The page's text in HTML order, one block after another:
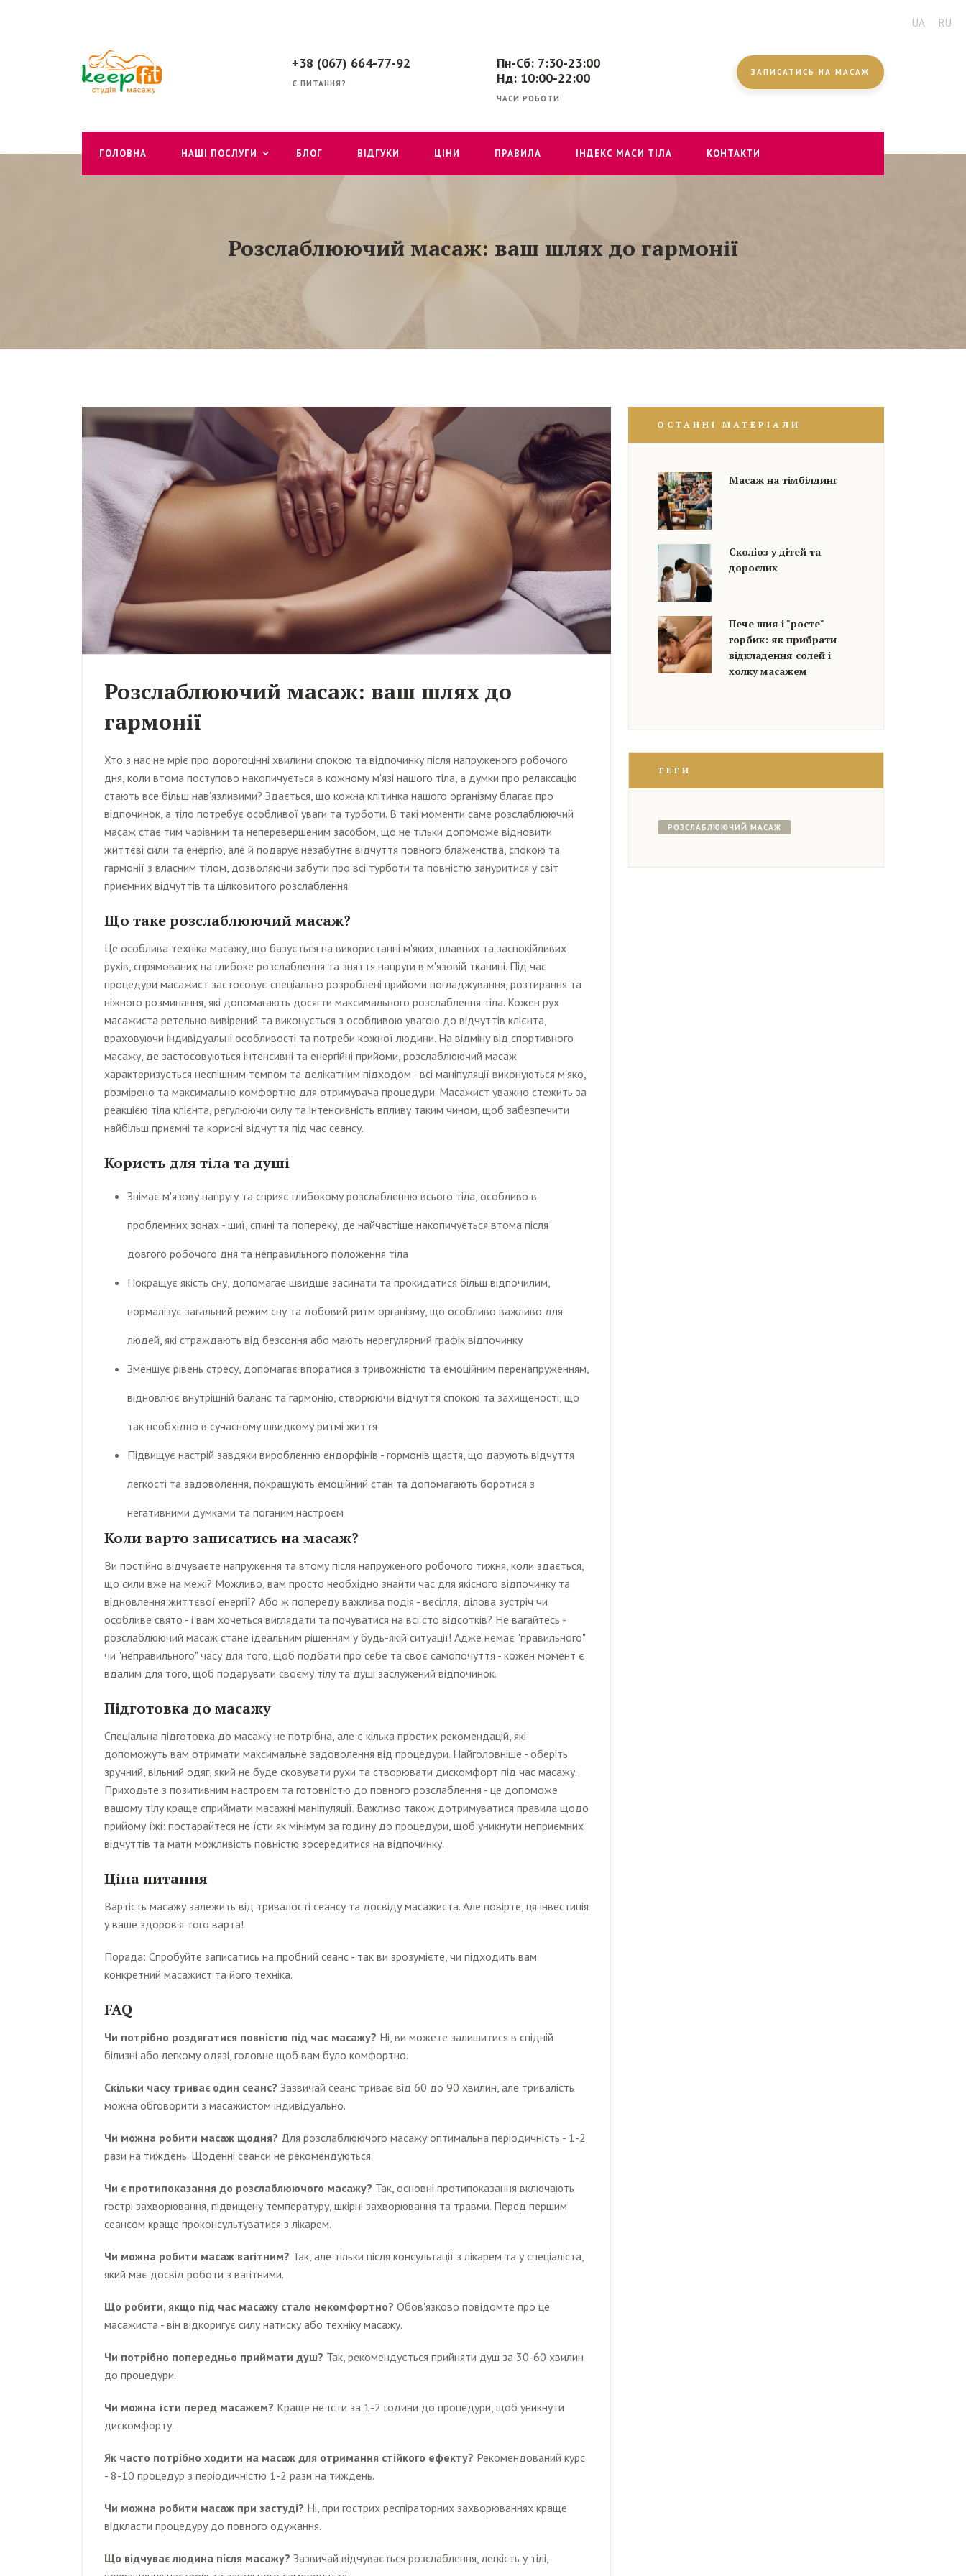
+38 (067) 664-77-92
Є ПИТАННЯ?
Пн-Сб: 7:30-23:00
Нд: 10:00-22:00
ЧАСИ РОБОТИ
ЗАПИСАТИСЬ НА МАСАЖ
ГОЛОВНА НАШІ ПОСЛУГИ БЛОГ ВІДГУКИ ЦІНИ ПРАВИЛА ІНДЕКС МАСИ ТІЛА КОНТАКТИ
Розслаблюючий масаж: ваш шлях до гармонії
Розслаблюючий масаж: ваш шлях до
гармонії
Хто з нас не мріє про дорогоцінні хвилини спокою та відпочинку після напруженого робочого
дня, коли втома поступово накопичується в кожному м'язі нашого тіла, а думки про релаксацію
стають все більш нав'язливими? Здається, що кожна клітинка нашого організму благає про
відпочинок, а тіло потребує особливої уваги та турботи. В такі моменти саме розслаблюючий
масаж стає тим чарівним та неперевершеним засобом, що не тільки допоможе відновити
життєві сили та енергію, але й подарує незабутнє відчуття повного блаженства, спокою та
гармонії з власним тілом, дозволяючи забути про всі турботи та повністю зануритися у світ
приємних відчуттів та цілковитого розслаблення.
Що таке розслаблюючий масаж?
Це особлива техніка масажу, що базується на використанні м'яких, плавних та заспокійливих
рухів, спрямованих на глибоке розслаблення та зняття напруги в м'язовій тканині. Під час
процедури масажист застосовує спеціально розроблені прийоми погладжування, розтирання та
ніжного розминання, які допомагають досягти максимального розслаблення тіла. Кожен рух
масажиста ретельно вивірений та виконується з особливою увагою до відчуттів клієнта,
враховуючи індивідуальні особливості та потреби кожної людини. На відміну від спортивного
масажу, де застосовуються інтенсивні та енергійні прийоми, розслаблюючий масаж
характеризується неспішним темпом та делікатним підходом - всі маніпуляції виконуються м'яко,
розмірено та максимально комфортно для отримувача процедури. Масажист уважно стежить за
реакцією тіла клієнта, регулюючи силу та інтенсивність впливу таким чином, щоб забезпечити
найбільш приємні та корисні відчуття під час сеансу.
Користь для тіла та душі
Знімає м'язову напругу та сприяє глибокому розслабленню всього тіла, особливо в
проблемних зонах - шиї, спині та попереку, де найчастіше накопичується втома після
довгого робочого дня та неправильного положення тіла
Покращує якість сну, допомагає швидше засинати та прокидатися більш відпочилим,
нормалізує загальний режим сну та добовий ритм організму, що особливо важливо для
людей, які страждають від безсоння або мають нерегулярний графік відпочинку
Зменшує рівень стресу, допомагає впоратися з тривожністю та емоційним перенапруженням,
відновлює внутрішній баланс та гармонію, створюючи відчуття спокою та захищеності, що
так необхідно в сучасному швидкому ритмі життя
Підвищує настрій завдяки виробленню ендорфінів - гормонів щастя, що дарують відчуття
легкості та задоволення, покращують емоційний стан та допомагають боротися з
негативними думками та поганим настроєм
Коли варто записатись на масаж?
Ви постійно відчуваєте напруження та втому після напруженого робочого тижня, коли здається,
що сили вже на межі? Можливо, вам просто необхідно знайти час для якісного відпочинку та
відновлення життєвої енергії? Або ж попереду важлива подія - весілля, ділова зустріч чи
особливе свято - і вам хочеться виглядати та почуватися на всі сто відсотків? Не вагайтесь -
розслаблюючий масаж стане ідеальним рішенням у будь-якій ситуації! Адже немає "правильного"
чи "неправильного" часу для того, щоб подбати про себе та своє самопочуття - кожен момент є
вдалим для того, щоб подарувати своєму тілу та душі заслужений відпочинок.
Підготовка до масажу
Спеціальна підготовка до масажу не потрібна, але є кілька простих рекомендацій, які
допоможуть вам отримати максимальне задоволення від процедури. Найголовніше - оберіть
зручний, вільний одяг, який не буде сковувати рухи та створювати дискомфорт під час масажу.
Приходьте з позитивним настроєм та готовністю до повного розслаблення - це допоможе
вашому тілу краще сприймати масажні маніпуляції. Важливо також дотримуватися правила щодо
прийому їжі: постарайтеся не їсти як мінімум за годину до процедури, щоб уникнути неприємних
відчуттів та мати можливість повністю зосередитися на відпочинку.
Ціна питання
Вартість масажу залежить від тривалості сеансу та досвіду масажиста. Але повірте, ця інвестиція
у ваше здоров'я того варта!
Порада: Спробуйте записатись на пробний сеанс - так ви зрозумієте, чи підходить вам
конкретний масажист та його техніка.
FAQ
Чи потрібно роздягатися повністю під час масажу? Ні, ви можете залишитися в спідній
білизні або легкому одязі, головне щоб вам було комфортно.
Скільки часу триває один сеанс? Зазвичай сеанс триває від 60 до 90 хвилин, але тривалість
можна обговорити з масажистом індивідуально.
Чи можна робити масаж щодня? Для розслаблюючого масажу оптимальна періодичність - 1-2
рази на тиждень. Щоденні сеанси не рекомендуються.
Чи є протипоказання до розслаблюючого масажу? Так, основні протипоказання включають
гострі захворювання, підвищену температуру, шкірні захворювання та травми. Перед першим
сеансом краще проконсультуватися з лікарем.
Чи можна робити масаж вагітним? Так, але тільки після консультації з лікарем та у спеціаліста,
який має досвід роботи з вагітними.
Що робити, якщо під час масажу стало некомфортно? Обов'язково повідомте про це
масажиста - він відкоригує силу натиску або техніку масажу.
Чи потрібно попередньо приймати душ? Так, рекомендується прийняти душ за 30-60 хвилин
до процедури.
Чи можна їсти перед масажем? Краще не їсти за 1-2 години до процедури, щоб уникнути
дискомфорту.
Як часто потрібно ходити на масаж для отримання стійкого ефекту? Рекомендований курс
- 8-10 процедур з періодичністю 1-2 рази на тиждень.
Чи можна робити масаж при застуді? Ні, при гострих респіраторних захворюваннях краще
відкласти процедуру до повного одужання.
Що відчуває людина після масажу? Зазвичай відчувається розслаблення, легкість у тілі,
ОСТАННІ МАТЕРІАЛИ
Масаж на тімбілдинг
Сколіоз у дітей та
дорослих
Пече шия і "росте"
горбик: як прибрати
відкладення солей і
холку масажем
ТЕГИ
РОЗСЛАБЛЮЮЧИЙ МАСАЖ
UA RU